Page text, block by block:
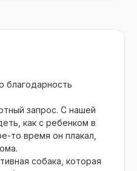
благодарность
запрос. С нашей
как с ребенком в
то время он плакал,
собака, которая